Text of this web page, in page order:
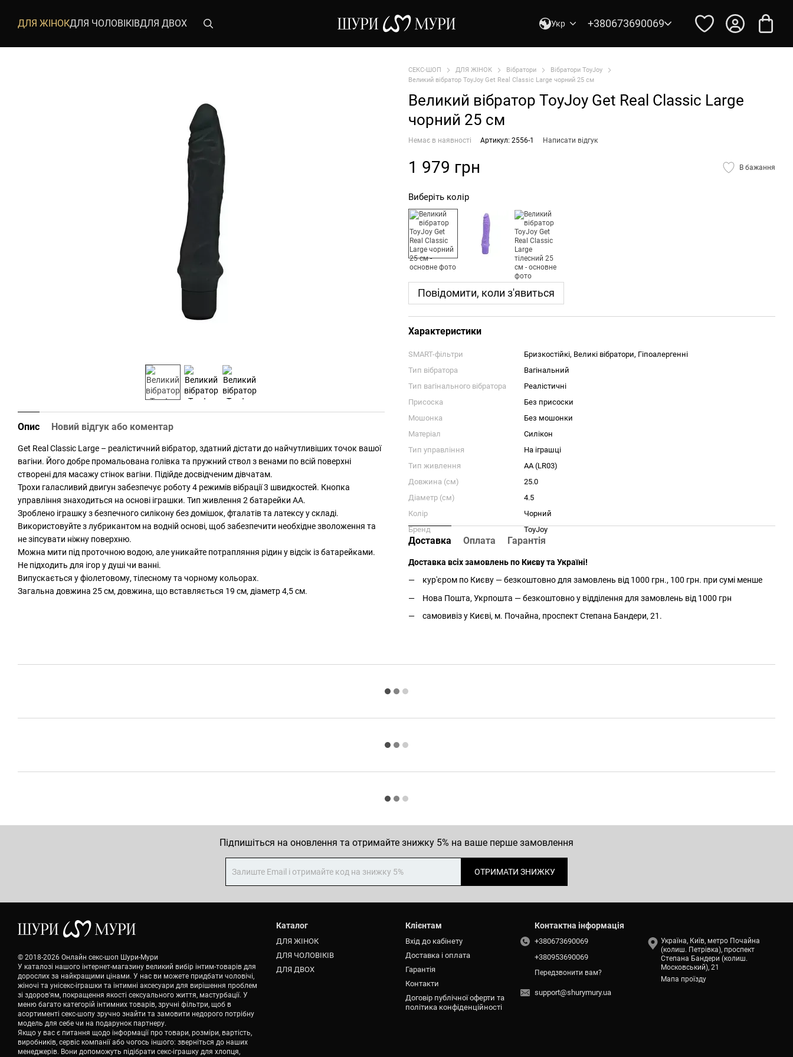
ДЛЯ ЖІНОКДЛЯ ЧОЛОВІКІВДЛЯ ДВОХ Укр +380673690069
Опис Новий відгук або коментар
Get Real Classic Large – реалістичний вібратор, здатний дістати до найчутливіших точок вашої
вагіни. Його добре промальована голівка та пружний ствол з венами по всій поверхні
створені для масажу стінок вагіни. Підійде досвідченим дівчатам.
Трохи галасливий двигун забезпечує роботу 4 режимів вібрації 3 швидкостей. Кнопка
управління знаходиться на основі іграшки. Тип живлення 2 батарейки АА.
Зроблено іграшку з безпечного силікону без домішок, фталатів та латексу у складі.
Використовуйте з лубрикантом на водній основі, щоб забезпечити необхідне зволоження та
не зіпсувати ніжну поверхню.
Можна мити під проточною водою, але уникайте потрапляння рідин у відсік із батарейками.
Не підходить для ігор у душі чи ванні.
Випускається у фіолетовому, тілесному та чорному кольорах.
Загальна довжина 25 см, довжина, що вставляється 19 см, діаметр 4,5 см.
СЕКС-ШОП ДЛЯ ЖІНОК Вібратори
Вібратори ToyJoy
Великий вібратор ToyJoy Get Real Classic Large чорний 25 см
Великий вібратор ToyJoy Get Real Classic Large
чорний 25 см
Немає в наявності Артикул: 2556-1 Написати відгук
1 979 грн В бажання
Виберіть колір
Повідомити, коли з'явиться
Характеристики
SMART-фільтри
Бризкостійкі, Великі вібратори, Гіпоалергенні
Тип вібратора
Вагінальний
Тип вагінального вібратора
Реалістичні
Присоска
Без присоски
Мошонка
Без мошонки
Матеріал
Силікон
Тип управління
На іграшці
Тип живлення
AA (LR03)
Довжина (см)
25.0
Діаметр (см)
4.5
Колір
Чорний
Бренд
ToyJoy
Доставка Оплата Гарантія
Доставка всіх замовлень по Києву та Україні!
кур'єром по Києву — безкоштовно для замовлень від 1000 грн., 100 грн. при сумі менше
Нова Пошта, Укрпошта — безкоштовно у відділення для замовлень від 1000 грн
самовивіз у Києві, м. Почайна, проспект Степана Бандери, 21.
Підпишіться на оновлення та отримайте знижку 5% на ваше перше замовлення
ОТРИМАТИ ЗНИЖКУ
© 2018-2026 Онлайн секс-шоп Шури-Мури
У каталозі нашого інтернет-магазину великий вибір інтим-товарів для
дорослих за найкращими цінами. У нас ви можете придбати чоловічі,
жіночі та унісекс-іграшки та інтимні аксесуари для вирішення проблем
зі здоров'ям, покращення якості сексуального життя, мастурбації. У
меню багато категорій інтимних товарів, зручні фільтри, щоб в
асортименті секс-шопу зручно знайти та замовити недорого потрібну
модель для себе чи на подарунок партнеру.
Якщо у вас є питання щодо інформації про товари, розміри, вартість,
виробників, сервіс компанії або чогось іншого: зверніться до наших
менеджерів. Вони допоможуть підібрати секс-іграшку для хлопця,
Каталог
ДЛЯ ЖІНОК
ДЛЯ ЧОЛОВІКІВ
ДЛЯ ДВОХ
Клієнтам
Вхід до кабінету
Доставка і оплата
Гарантія
Контакти
Договір публічної оферти та
політика конфіденційності
Контактна інформація
+380673690069
+380953690069
Передзвонити вам?
support@shurymury.ua
Україна, Київ, метро Почайна
(колиш. Петрівка), проспект
Степана Бандери (колиш.
Московський), 21
Мапа проїзду